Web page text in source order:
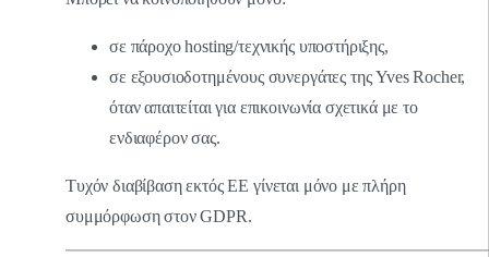
σε πάροχο hosting/τεχνικής υποστήριξης,
σε εξουσιοδοτημένους συνεργάτες της Yves Rocher,
όταν απαιτείται για επικοινωνία σχετικά με το
ενδιαφέρον σας.
Τυχόν διαβίβαση εκτός ΕΕ γίνεται μόνο με πλήρη
συμμόρφωση στον GDPR.